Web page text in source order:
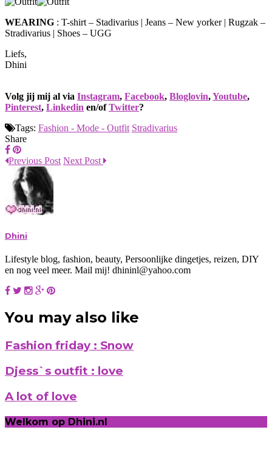
WEARING : T-shirt – Stadivarius | Jeans – New yorker | Rugzak –
Stradivarius | Shoes – UGG
Liefs,
Dhini
Volg jij mij al via Instagram, Facebook, Bloglovin,Youtube,
Pinterest, Linkedin en/ofTwitter?
Tags: Fashion - Mode - Outfit Stradivarius
Share
Previous Post Next Post
Dhini
Lifestyle blog, fashion, beauty, Persoonlijke dingetjes, reizen, DIY
en nog veel meer. Mail mij! dhininl@yahoo.com
You may also like
Fashion friday : Snow
Djess`s outfit : love
A lot of love
Welkom op Dhini.nl